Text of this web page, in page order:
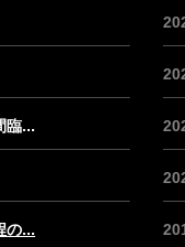
臨...
の...